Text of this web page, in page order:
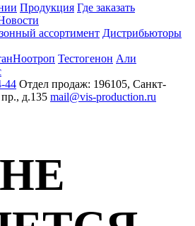
Продукция Где заказать
ассортимент Дистрибьюторы
Ноотроп Тестогенон Али
44 Отдел продаж: 196105, Санкт-
д.135 mail@vis-production.ru